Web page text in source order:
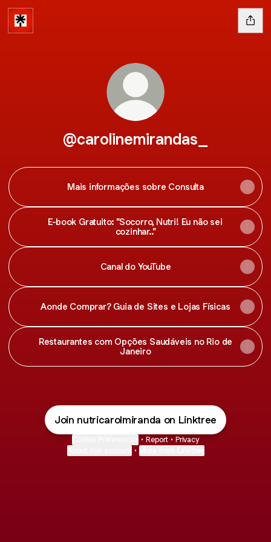
@carolinemirandas_
Mais informações sobre Consulta
E-book Gratuito: "Socorro, Nutri! Eu não sei
cozinhar.."
Canal do YouTube
Aonde Comprar? Guia de Sites e Lojas Físicas
Restaurantes com Opções Saudáveis no Rio de
Janeiro
Join nutricarolmiranda on Linktree
• Report • Privacy
•